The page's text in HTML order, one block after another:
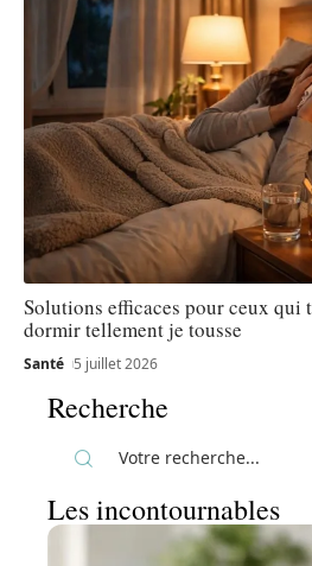
Solutions efficaces pour ceux qui
dormir tellement je tousse
Santé 5 juillet 2026
Recherche
Les incontournables